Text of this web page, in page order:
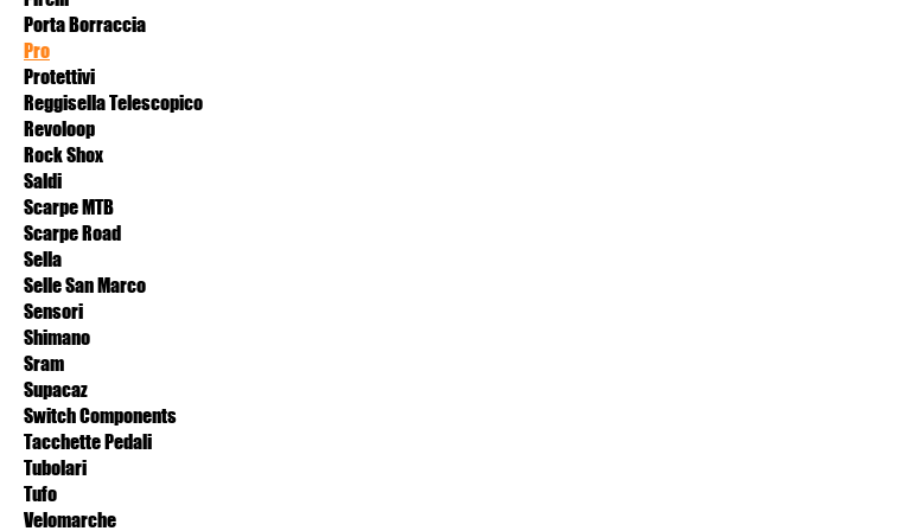
Porta Borraccia
Pro
Protettivi
Reggisella Telescopico
Revoloop
Rock Shox
Saldi
Scarpe MTB
Scarpe Road
Sella
Selle San Marco
Sensori
Shimano
Sram
Supacaz
Switch Components
Tacchette Pedali
Tubolari
Tufo
Velomarche